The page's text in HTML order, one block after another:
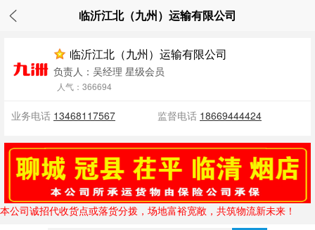
临沂江北（九州）运输有限公司
临沂江北（九州）运输有限公司
负责人：吴经理 星级会员
人气：366694
业务电话 13468117567 监督电话 18669444424
‌本公司诚招代收货点或落货分拨，场地富裕宽敞，共筑物流新未来！‌